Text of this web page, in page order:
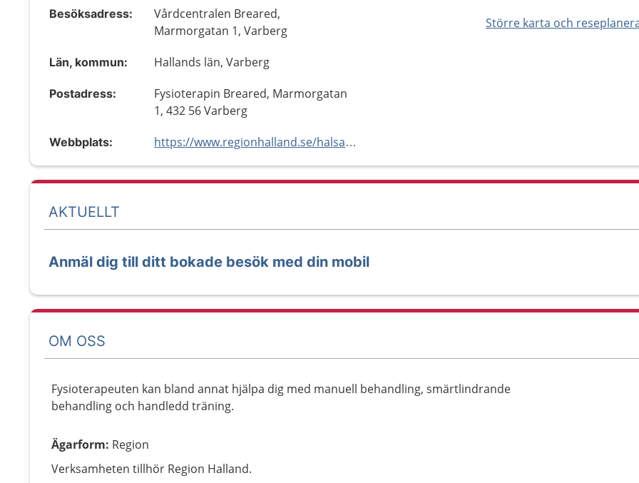
Större karta och
Besöksadress:
Vårdcentralen Breared,
Marmorgatan 1, Varberg
Län, kommun: Hallands län, Varberg
Postadress:
Fysioterapin Breared, Marmorgatan
1, 432 56 Varberg
Webbplats: https://www.regionhalland.se/halsa-och-vard/vardcentralen-halland/
AKTUELLT
Anmäl dig till ditt bokade besök med din mobil
OM OSS
Fysioterapeuten kan bland annat hjälpa dig med manuell behandling, smärtlindrande
behandling och handledd träning.
Ägarform: Region
Verksamheten tillhör Region Halland.